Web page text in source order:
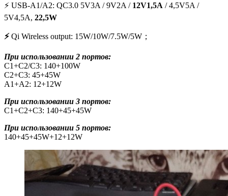
⚡ USB-A1/A2: QC3.0 5V3A / 9V2A / 12V1,5A / 4,5V5A /
5V4,5A, 22,5W
⚡Qi Wireless output: 15W/10W/7.5W/5W；
При использовании 2 портов:
C1+C2/C3: 140+100W
C2+C3: 45+45W
A1+A2: 12+12W
При использовании 3 портов:
C1+C2+C3: 140+45+45W
При использовании 5 портов:
140+45+45W+12+12W